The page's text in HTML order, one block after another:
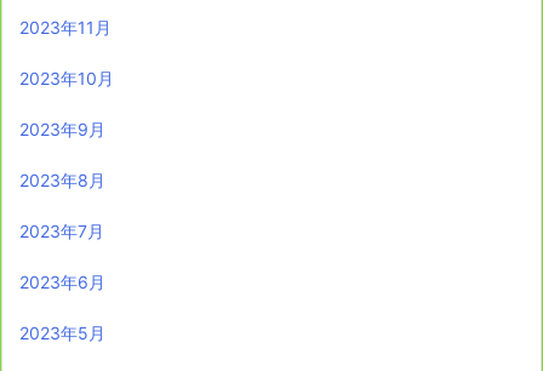
2023年11月
2023年10月
2023年9月
2023年8月
2023年7月
2023年6月
2023年5月